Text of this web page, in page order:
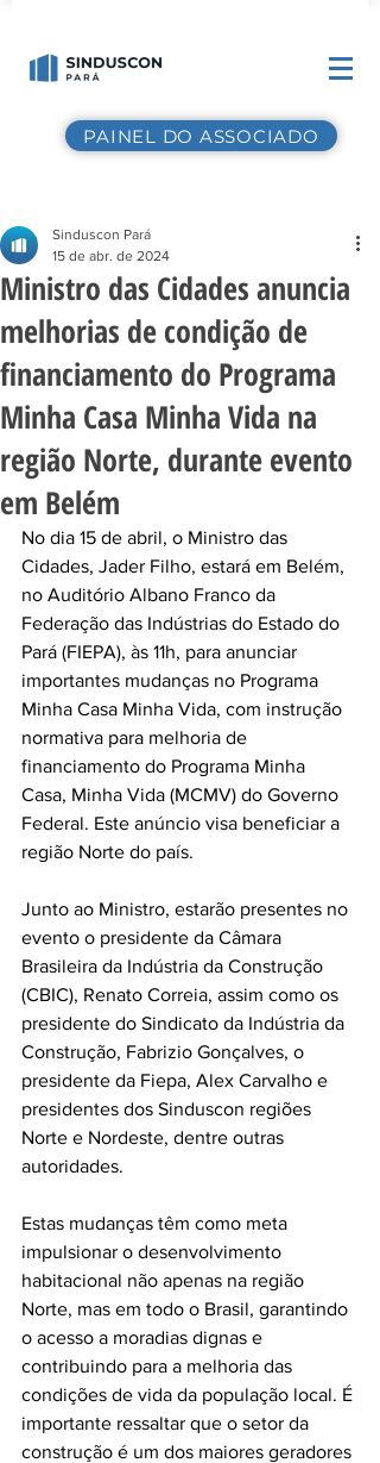
PAINEL DO ASSOCIADO
Ministro das Cidades anuncia
melhorias de condição de
financiamento do Programa
Minha Casa Minha Vida na
região Norte, durante evento
em Belém
Sinduscon Pará
15 de abr. de 2024
No dia 15 de abril, o Ministro das
Cidades, Jader Filho, estará em Belém,
no Auditório Albano Franco da
Federação das Indústrias do Estado do
Pará (FIEPA), às 11h, para anunciar
importantes mudanças no Programa
Minha Casa Minha Vida, com instrução
normativa para melhoria de
financiamento do Programa Minha
Casa, Minha Vida (MCMV) do Governo
Federal. Este anúncio visa beneficiar a
região Norte do país.
Junto ao Ministro, estarão presentes no
evento o presidente da Câmara
Brasileira da Indústria da Construção
(CBIC), Renato Correia, assim como os
presidente do Sindicato da Indústria da
Construção, Fabrizio Gonçalves, o
presidente da Fiepa, Alex Carvalho e
presidentes dos Sinduscon regiões
Norte e Nordeste, dentre outras
autoridades.
Estas mudanças têm como meta
impulsionar o desenvolvimento
habitacional não apenas na região
Norte, mas em todo o Brasil, garantindo
o acesso a moradias dignas e
contribuindo para a melhoria das
condições de vida da população local. É
importante ressaltar que o setor da
construção é um dos maiores geradores